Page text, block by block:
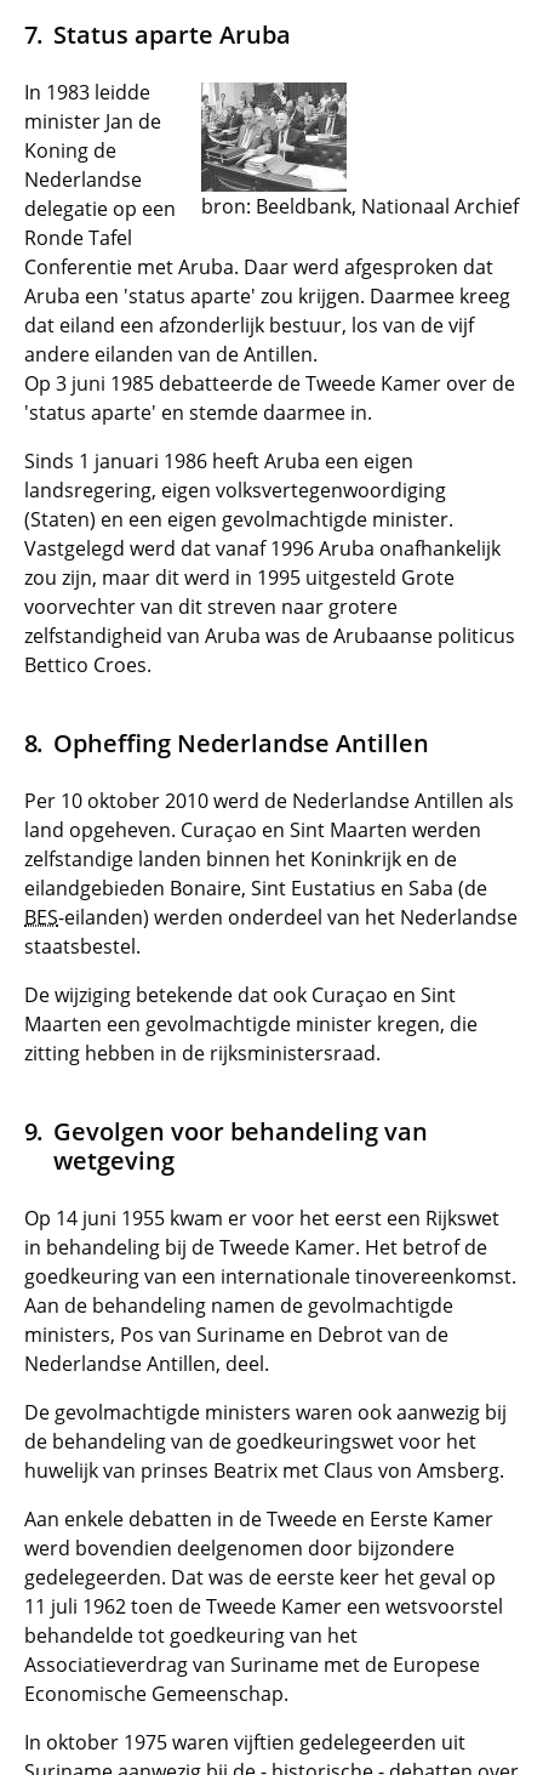
Status aparte Aruba
bron: Beeldbank, Nationaal Archief
In 1983 leidde
minister Jan de
Koning de
Nederlandse
delegatie op een
Ronde Tafel
Conferentie met Aruba. Daar werd afgesproken dat
Aruba een 'status aparte' zou krijgen. Daarmee kreeg
dat eiland een afzonderlijk bestuur, los van de vijf
andere eilanden van de Antillen.
Op 3 juni 1985 debatteerde de Tweede Kamer over de
'status aparte' en stemde daarmee in.
Sinds 1 januari 1986 heeft Aruba een eigen
landsregering, eigen volksvertegenwoordiging
(Staten) en een eigen gevolmachtigde minister.
Vastgelegd werd dat vanaf 1996 Aruba onafhankelijk
zou zijn, maar dit werd in 1995 uitgesteld Grote
voorvechter van dit streven naar grotere
zelfstandigheid van Aruba was de Arubaanse politicus
Bettico Croes.
Opheffing Nederlandse Antillen
Per 10 oktober 2010 werd de Nederlandse Antillen als
land opgeheven. Curaçao en Sint Maarten werden
zelfstandige landen binnen het Koninkrijk en de
eilandgebieden Bonaire, Sint Eustatius en Saba (de
BES-eilanden) werden onderdeel van het Nederlandse
staatsbestel.
De wijziging betekende dat ook Curaçao en Sint
Maarten een gevolmachtigde minister kregen, die
zitting hebben in de rijksministersraad.
Gevolgen voor behandeling van
wetgeving
Op 14 juni 1955 kwam er voor het eerst een Rijkswet
in behandeling bij de Tweede Kamer. Het betrof de
goedkeuring van een internationale tinovereenkomst.
Aan de behandeling namen de gevolmachtigde
ministers, Pos van Suriname en Debrot van de
Nederlandse Antillen, deel.
De gevolmachtigde ministers waren ook aanwezig bij
de behandeling van de goedkeuringswet voor het
huwelijk van prinses Beatrix met Claus von Amsberg.
Aan enkele debatten in de Tweede en Eerste Kamer
werd bovendien deelgenomen door bijzondere
gedelegeerden. Dat was de eerste keer het geval op
11 juli 1962 toen de Tweede Kamer een wetsvoorstel
behandelde tot goedkeuring van het
Associatieverdrag van Suriname met de Europese
Economische Gemeenschap.
In oktober 1975 waren vijftien gedelegeerden uit